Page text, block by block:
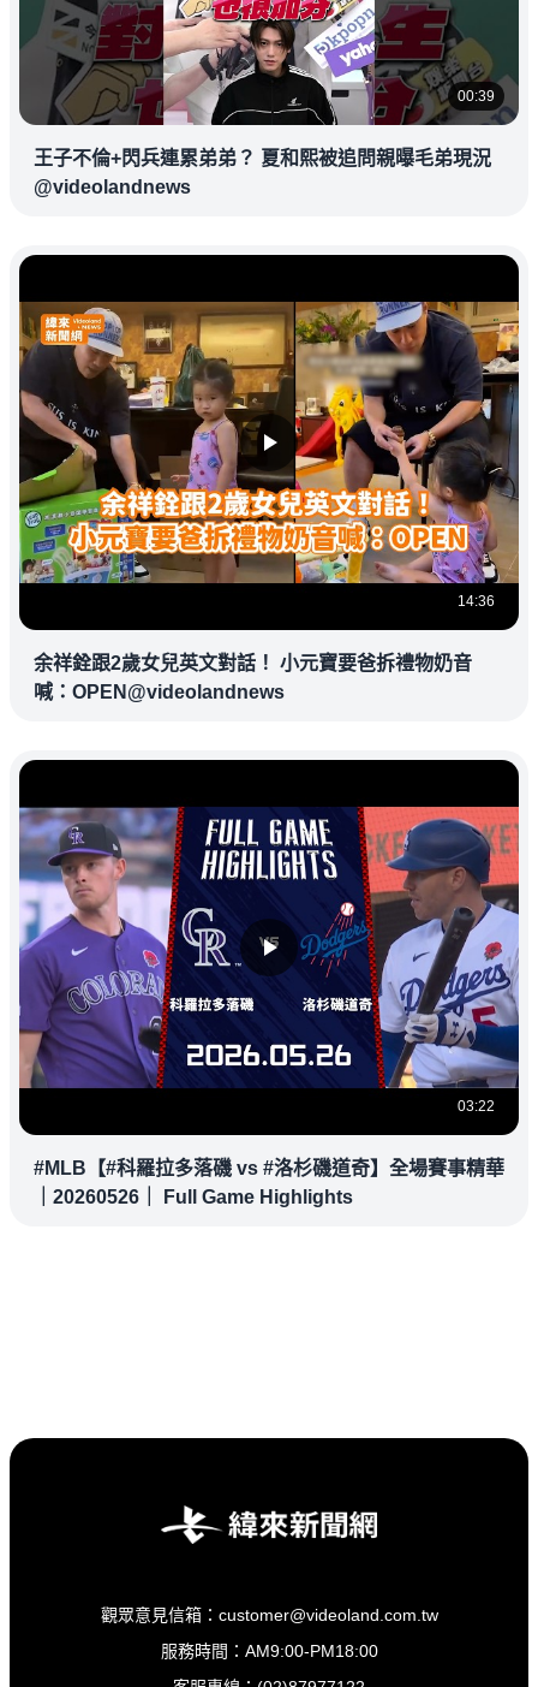
00:39
王子不倫+閃兵連累弟弟？ 夏和熙被追問親曝毛弟現況
@videolandnews
14:36
余祥銓跟2歲女兒英文對話！ 小元寶要爸拆禮物奶音
喊：OPEN@videolandnews
03:22
#MLB【#科羅拉多落磯 vs #洛杉磯道奇】全場賽事精華
｜20260526｜ Full Game Highlights
觀眾意見信箱：customer@videoland.com.tw
服務時間：AM9:00-PM18:00